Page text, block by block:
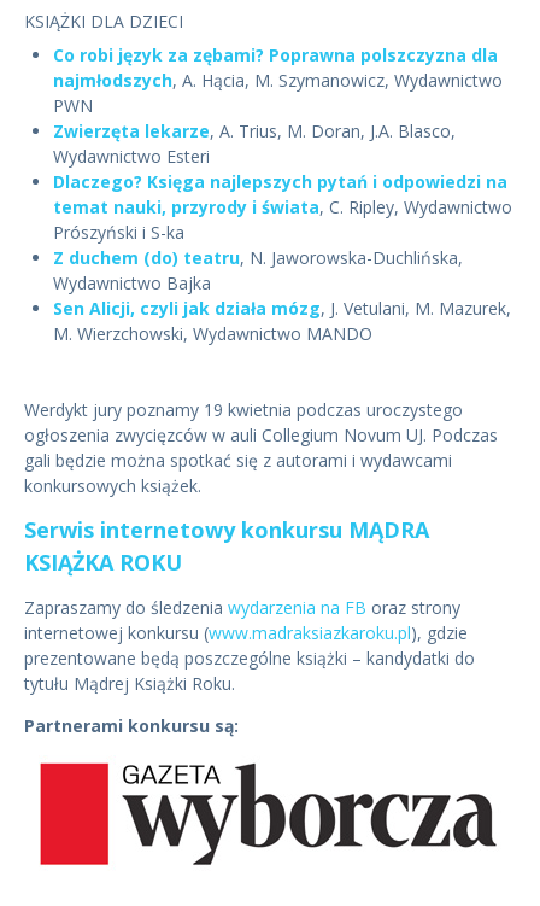
KSIĄŻKI DLA DZIECI
Co robi język za zębami? Poprawna polszczyzna dla
najmłodszych, A. Hącia, M. Szymanowicz, Wydawnictwo
PWN
Zwierzęta lekarze, A. Trius, M. Doran, J.A. Blasco,
Wydawnictwo Esteri
Dlaczego? Księga najlepszych pytań i odpowiedzi na
temat nauki, przyrody i świata, C. Ripley, Wydawnictwo
Prószyński i S-ka
Z duchem (do) teatru, N. Jaworowska-Duchlińska,
Wydawnictwo Bajka
Sen Alicji, czyli jak działa mózg, J. Vetulani, M. Mazurek,
M. Wierzchowski, Wydawnictwo MANDO
Werdykt jury poznamy 19 kwietnia podczas uroczystego
ogłoszenia zwycięzców w auli Collegium Novum UJ. Podczas
gali będzie można spotkać się z autorami i wydawcami
konkursowych książek.
Serwis internetowy konkursu MĄDRA
KSIĄŻKA ROKU
Zapraszamy do śledzenia wydarzenia na FB oraz strony
internetowej konkursu (www.madraksiazkaroku.pl), gdzie
prezentowane będą poszczególne książki – kandydatki do
tytułu Mądrej Książki Roku.
Partnerami konkursu są: